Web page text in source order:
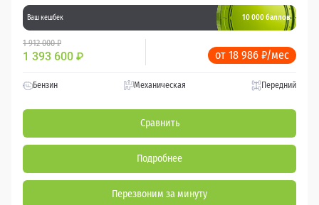
Ваш кешбек 10 000 баллов
1 912 000 ₽
1 393 600 ₽ от 18 986 ₽/мес
Бензин Механическая Передний
Сравнить
Подробнее
Перезвоним за минуту